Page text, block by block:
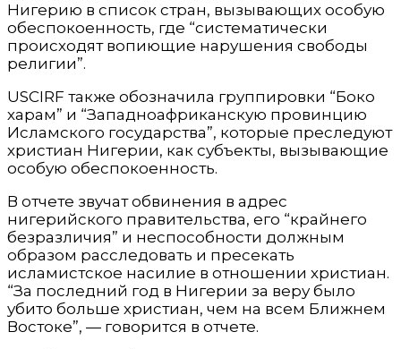
Нигерию в список стран, вызывающих особую
обеспокоенность, где “систематически
происходят вопиющие нарушения свободы
религии”.
USCIRF также обозначила группировки “Боко
харам” и “Западноафриканскую провинцию
Исламского государства”, которые преследуют
христиан Нигерии, как субъекты, вызывающие
особую обеспокоенность.
В отчете звучат обвинения в адрес
нигерийского правительства, его “крайнего
безразличия” и неспособности должным
образом расследовать и пресекать
исламистское насилие в отношении христиан.
“За последний год в Нигерии за веру было
убито больше христиан, чем на всем Ближнем
Востоке”, — говорится в отчете.